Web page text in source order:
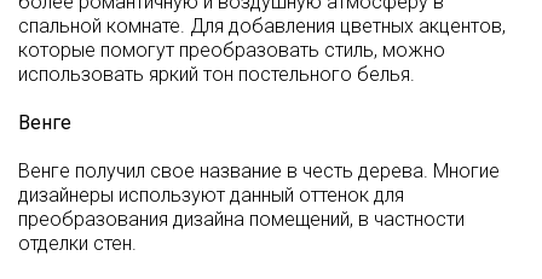
спальной комнате. Для добавления цветных акцентов,
которые помогут преобразовать стиль, можно
использовать яркий тон постельного белья.
Венге
Венге получил свое название в честь дерева. Многие
дизайнеры используют данный оттенок для
преобразования дизайна помещений, в частности
отделки стен.